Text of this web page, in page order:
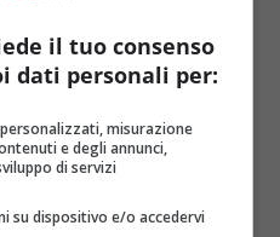
3 al 14 ottobre la
Alta Velocità
il tuo consenso
dati personali per:
misurazione
e degli annunci,
di servizi
su dispositivo e/o accedervi